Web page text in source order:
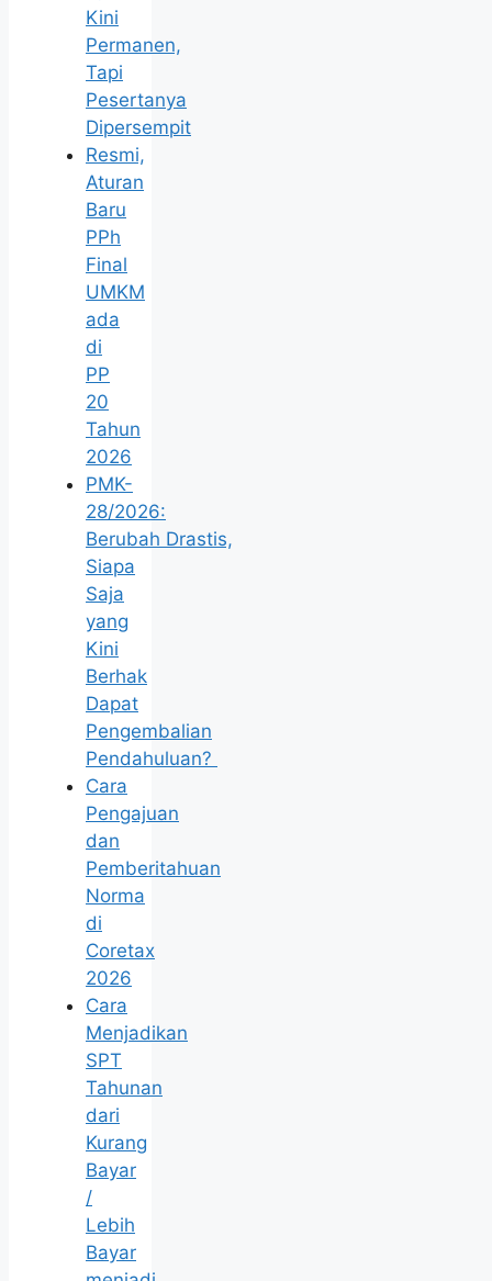
Kini
Permanen,
Tapi
Pesertanya
Dipersempit
Resmi,
Aturan
Baru
PPh
Final
UMKM
ada
di
PP
20
Tahun
2026
PMK-
28/2026:
Berubah Drastis,
Siapa
Saja
yang
Kini
Berhak
Dapat
Pengembalian
Pendahuluan?
Cara
Pengajuan
dan
Pemberitahuan
Norma
di
Coretax
2026
Cara
Menjadikan
SPT
Tahunan
dari
Kurang
Bayar
/
Lebih
Bayar